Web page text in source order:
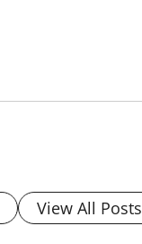
View All Posts